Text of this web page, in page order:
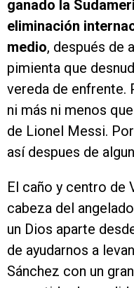
ganado la
eliminación
medio, después de
pimienta que
vereda de enfrente.
ni más ni menos
de Lionel Messi.
así despues de
El caño y centro de
cabeza del
un Dios aparte
de ayudarnos a
Sánchez con un